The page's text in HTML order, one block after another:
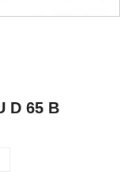
D 65 B